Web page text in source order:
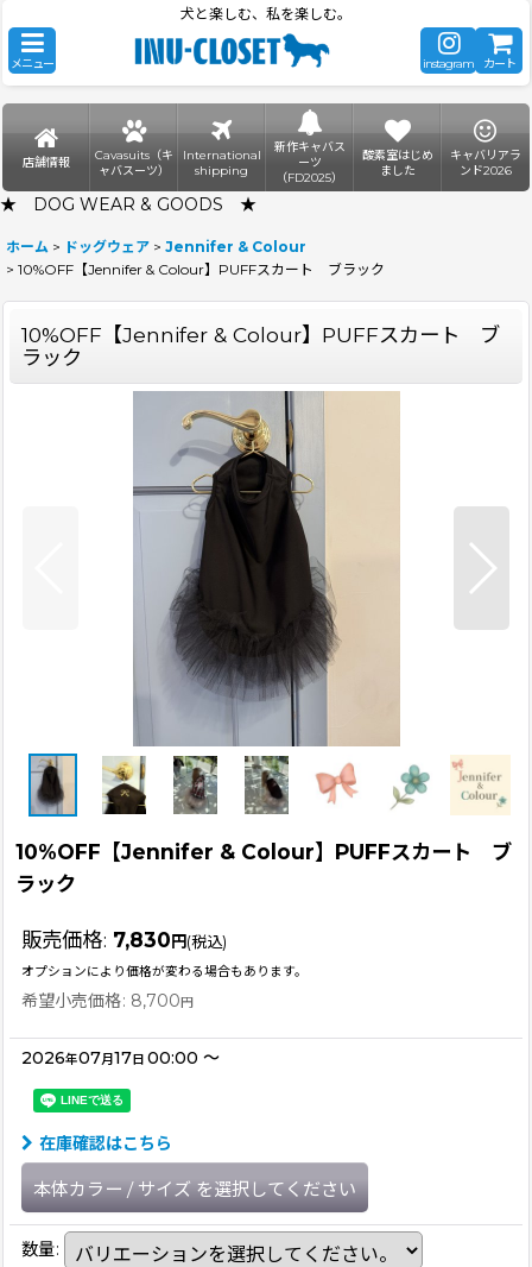
犬と楽しむ、私を楽しむ。
メニュー instagram カート
店舗情報
Cavasuits（キ
ャバスーツ）
International
shipping
新作キャバス
ーツ
（FD2025）
酸素室はじめ
ました
キャバリアラ
ンド2026
★ DOG WEAR & GOODS ★
ホーム > ドッグウェア > Jennifer & Colour
> 10%OFF【Jennifer & Colour】PUFFスカート ブラック
10%OFF【Jennifer & Colour】PUFFスカート ブ
ラック
10%OFF【Jennifer & Colour】PUFFスカート ブ
ラック
販売価格: 7,830円(税込)
オプションにより価格が変わる場合もあります。
希望小売価格: 8,700円
2026年07月 17日 00:00 ～
在庫確認はこちら
本体カラー / サイズ を選択してください
数量: